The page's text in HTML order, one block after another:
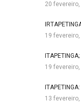
20
19
19
13